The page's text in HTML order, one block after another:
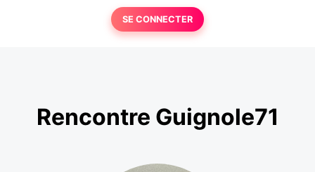
SE CONNECTER
Rencontre Guignole71